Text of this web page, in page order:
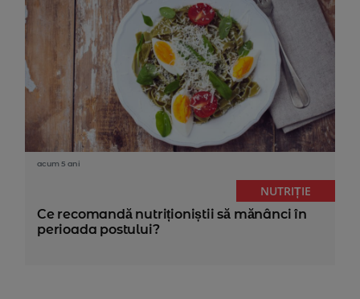
acum 5 ani
NUTRIȚIE
Ce recomandă nutriționiștii să mănânci în
perioada postului?